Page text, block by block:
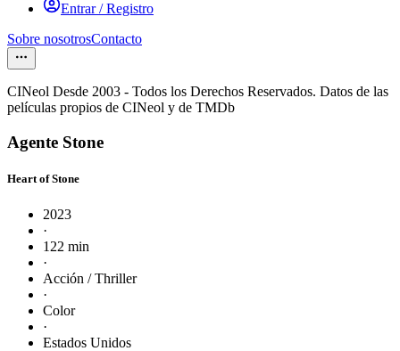
Entrar / Registro
Sobre nosotrosContacto
CINeol Desde 2003 - Todos los Derechos Reservados. Datos de las
películas propios de CINeol y de TMDb
Agente Stone
Heart of Stone
2023
·
122 min
·
Acción / Thriller
·
Color
·
Estados Unidos